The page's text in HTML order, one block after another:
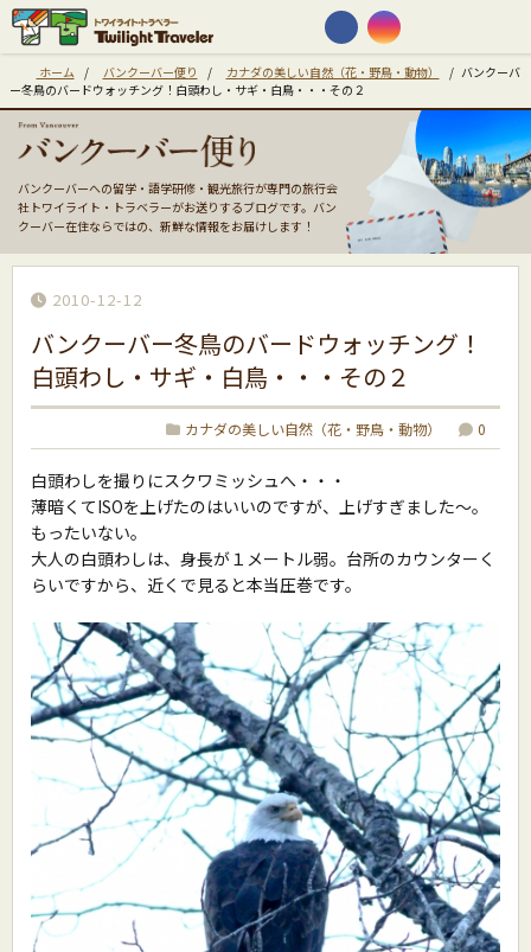
ホーム / バンクーバー便り / カナダの美しい自然（花・野鳥・動物） / バンクーバ
ー冬鳥のバードウォッチング！白頭わし・サギ・白鳥・・・その２
バンクーバーへの留学・語学研修・観光旅行が専門の旅行会
社トワイライト・トラベラーがお送りするブログです。バン
クーバー在住ならではの、新鮮な情報をお届けします！
2010-12-12
バンクーバー冬鳥のバードウォッチング！
白頭わし・サギ・白鳥・・・その２
カナダの美しい自然（花・野鳥・動物） 0
白頭わしを撮りにスクワミッシュへ・・・
薄暗くてISOを上げたのはいいのですが、上げすぎました〜。
もったいない。
大人の白頭わしは、身長が１メートル弱。台所のカウンターく
らいですから、近くで見ると本当圧巻です。